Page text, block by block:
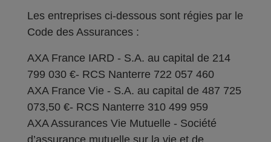
Les entreprises ci-dessous sont régies par le
Code des Assurances :
AXA France IARD - S.A. au capital de 214
799 030 €- RCS Nanterre 722 057 460
AXA France Vie - S.A. au capital de 487 725
073,50 €- RCS Nanterre 310 499 959
AXA Assurances Vie Mutuelle - Société
d’assurance mutuelle sur la vie et de